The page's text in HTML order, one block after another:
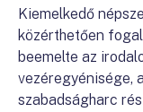
Kiemelkedő
közérthetően
beemelte az
vezéregyénisége,
szabadságharc